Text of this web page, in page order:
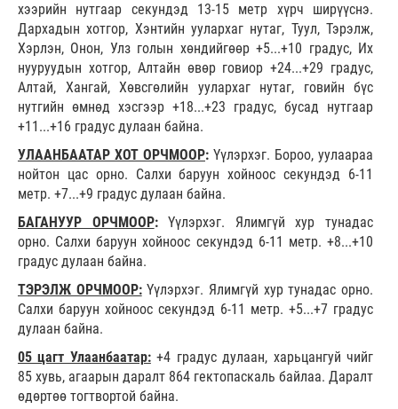
хээрийн нутгаар секундэд 13-15 метр хүрч ширүүснэ.
Дархадын хотгор, Хэнтийн уулархаг нутаг, Туул, Тэрэлж,
Хэрлэн, Онон, Улз голын хөндийгөөр +5...+10 градус, Их
нууруудын хотгор, Алтайн өвөр говиор +24...+29 градус,
Алтай, Хангай, Хөвсгөлийн уулархаг нутаг, говийн бүс
нутгийн өмнөд хэсгээр +18...+23 градус, бусад нутгаар
+11...+16 градус дулаан байна.
УЛААНБААТАР ХОТ ОРЧМООР: Үүлэрхэг. Бороо, уулаараа
нойтон цас орно. Салхи баруун хойноос секундэд 6-11
метр. +7...+9 градус дулаан байна.
БАГАНУУР ОРЧМООР:Үүлэрхэг. Ялимгүй хур тунадас
орно. Салхи баруун хойноос секундэд 6-11 метр. +8...+10
градус дулаан байна.
ТЭРЭЛЖ ОРЧМООР: Үүлэрхэг. Ялимгүй хур тунадас орно.
Салхи баруун хойноос секундэд 6-11 метр. +5...+7 градус
дулаан байна.
05 цагт Улаанбаатар:+4 градус дулаан, харьцангуй чийг
85 хувь, агаарын даралт 864 гектопаскаль байлаа. Даралт
өдөртөө тогтвортой байна.